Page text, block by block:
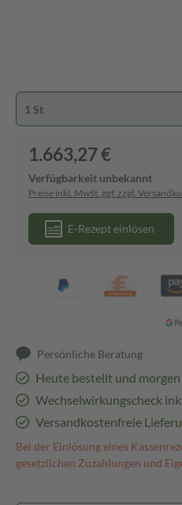
1 St
1.663,27 €
Verfügbarkeit unbekannt
Preise inkl. MwSt. ggf. zzgl.
E-Rezept einlösen
Persönliche Beratung
Heute bestellt und morgen
Wechselwirkungscheck
Versandkostenfreie
Bei der Einlösung eines
gesetzlichen Zuzahlungen und